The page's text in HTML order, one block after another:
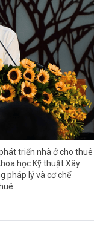
triển nhà ở cho thuê
học Kỹ thuật Xây
pháp lý và cơ chế